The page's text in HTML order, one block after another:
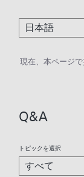
現在、本ページ
Q&A
トピックを選択